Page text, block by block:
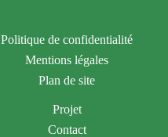
Politique de confidentialité
Mentions légales
Plan de site
Projet
Contact